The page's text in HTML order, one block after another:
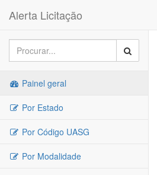
Alerta Licitação
Painel geral
Por Estado
Por Código UASG
Por Modalidade